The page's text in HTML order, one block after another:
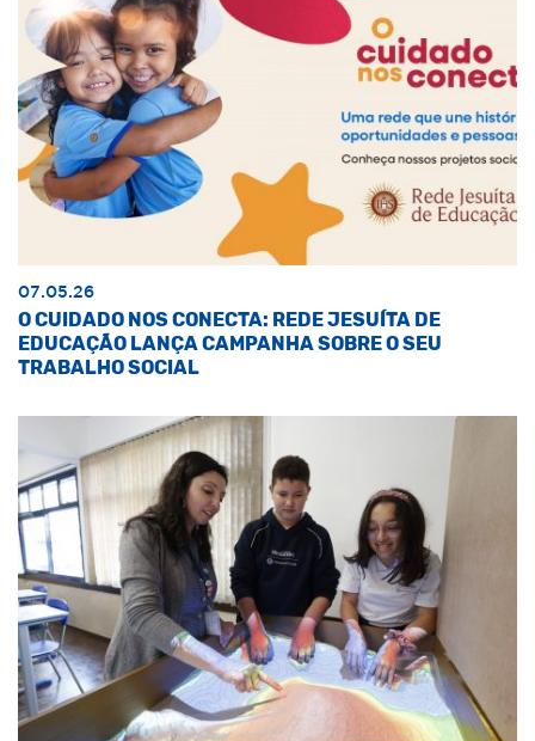
07.05.26
O CUIDADO NOS CONECTA: REDE JESUÍTA DE
EDUCAÇÃO LANÇA CAMPANHA SOBRE O SEU
TRABALHO SOCIAL